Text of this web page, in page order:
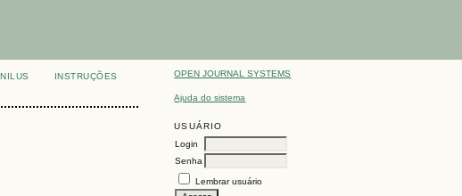
OPEN JOURNAL SYSTEMS
Ajuda do sistema
USUÁRIO
Login
Senha
Lembrar usuário
INSTRUÇÕES